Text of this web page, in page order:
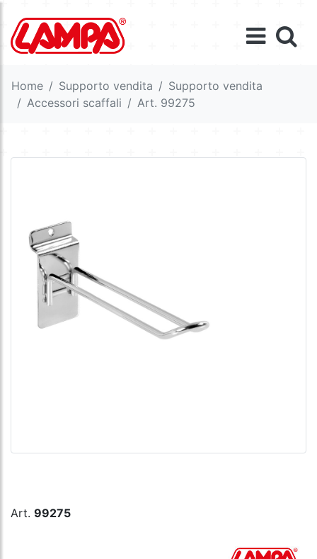
Home Supporto vendita
Supporto vendita
Accessori scaffali
Art. 99275
Art. 99275